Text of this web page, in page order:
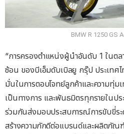
BMW R 1250 GS
“การครองตำแหน่งผู้นำอันดับ 1 ในต
ซ้อน ของบีเอ็มดับเบิลยู กรุ๊ป ประเทศ
มั่นในการตอบโจทย์ลูกค้าและความทุ่
เป็นทางการ และพันธมิตรทุกรายในป
ร่วมกันส่งมอบประสบการณ์การขับขี่ร
สร้างความภักดีต่อแบรนด์และผลิตภัณ